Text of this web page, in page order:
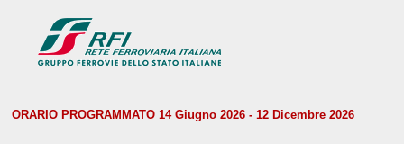
ORARIO PROGRAMMATO 14 Giugno 2026 - 12 Dicembre 2026